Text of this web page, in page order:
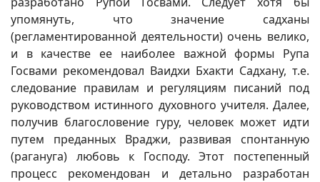
упомянуть, что значение садханы
(регламентированной деятельности) очень велико,
и в качестве ее наиболее важной формы Рупа
Госвами рекомендовал Ваидхи Бхакти Садхану, т.е.
следование правилам и регуляциям писаний под
руководством истинного духовного учителя. Далее,
получив благословение гуру, человек может идти
путем преданных Враджи, развивая спонтанную
(рагануга) любовь к Господу. Этот постепенный
процесс рекомендован и детально разработан